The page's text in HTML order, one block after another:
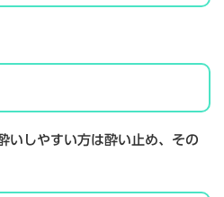
いしやすい方は酔い止め、その